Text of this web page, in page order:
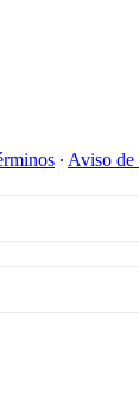
∙ Aviso de